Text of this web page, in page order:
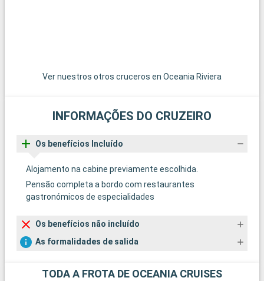
Ver nuestros otros cruceros en Oceania Riviera
INFORMAÇÕES DO CRUZEIRO
Os benefícios Incluído
Alojamento na cabine previamente escolhida.
Pensão completa a bordo com restaurantes
gastronómicos de especialidades
Os benefícios não incluído
As formalidades de salida
TODA A FROTA DE OCEANIA CRUISES